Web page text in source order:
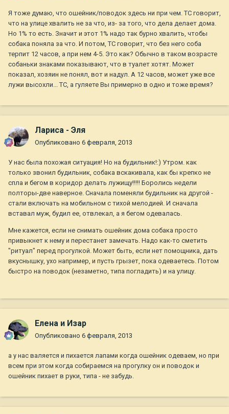
Я тоже думаю, что ошейник/поводок здесь ни при чем. ТС говорит,
что на улице хвалить не за что, из- за того, что дела делает дома.
Но 1% то есть. Значит и этот 1% надо так бурно хвалить, чтобы
собака поняла за что. И потом, ТС говорит, что без него соба
терпит 12 часов, а при нем 4-5. Это как? Обычно в таком возрасте
собаньки знаками показывают, что в туалет хотят. Может
показал, хозяин не понял, вот и надул. А 12 часов, может уже все
лужи высохли... ТС, а гуляете Вы примерно в одно и тоже время?
Лариса - Эля
Опубликовано 6 февраля, 2013
У нас была похожая ситуация! Но на будильник!:) Утром. как
только звонил будильник, собака вскакивала, как бы крепко не
спла и бегом в коридор делать лужищу!!!!! Боролись недели
полторы-две наверное. Сначала поменяли будильник на другой -
стали включать на мобильном с тихой мелодией. И сначала
вставал муж, будил ее, отвлекал, а я бегом одевалась.
Мне кажется, если не снимать ошейник дома собака просто
привыкнет к нему и перестанет замечать. Надо как-то сметить
"ритуал" перед прогулкой. Может быть, если нет помощника, дать
вкуснышку, ухо например, и пусть грызет, пока одеваетесь. Потом
быстро на поводок (незаметно, типа погладить) и на улицу.
Елена и Изар
Опубликовано 6 февраля, 2013
а у нас валяется и пихается лапами когда ошейник одеваем, но при
всем при этом когда собираемся на прогулку он и поводок и
ошейник пихает в руки, типа - не забудь.